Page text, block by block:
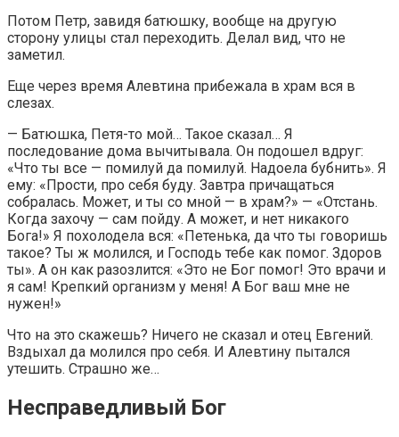
Потом Петр, завидя батюшку, вообще на другую
сторону улицы стал переходить. Делал вид, что не
заметил.
Еще через время Алевтина прибежала в храм вся в
слезах.
— Батюшка, Петя-то мой… Такое сказал… Я
последование дома вычитывала. Он подошел вдруг:
«Что ты все — помилуй да помилуй. Надоела бубнить». Я
ему: «Прости, про себя буду. Завтра причащаться
собралась. Может, и ты со мной — в храм?» — «Отстань.
Когда захочу — сам пойду. А может, и нет никакого
Бога!» Я похолодела вся: «Петенька, да что ты говоришь
такое? Ты ж молился, и Господь тебе как помог. Здоров
ты». А он как разозлится: «Это не Бог помог! Это врачи и
я сам! Крепкий организм у меня! А Бог ваш мне не
нужен!»
Что на это скажешь? Ничего не сказал и отец Евгений.
Вздыхал да молился про себя. И Алевтину пытался
утешить. Страшно же…
Несправедливый Бог